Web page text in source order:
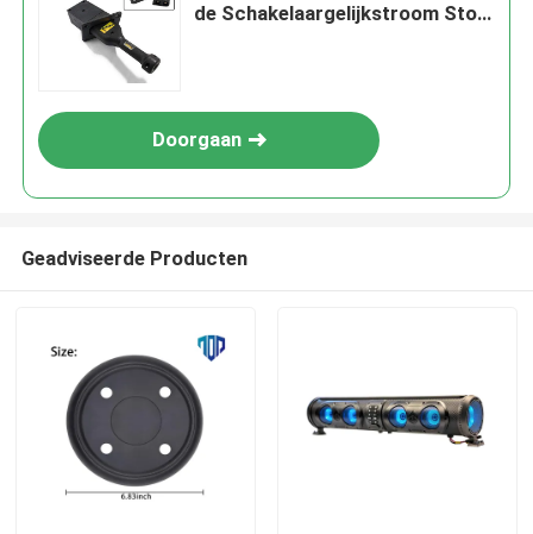
de Schakelaargelijkstroom Stop
Doorgaan
Geadviseerde Producten